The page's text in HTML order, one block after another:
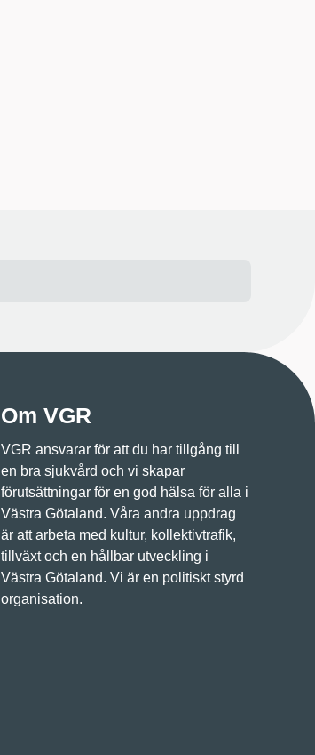
Om VGR
VGR ansvarar för att du har tillgång till
en bra sjukvård och vi skapar
förutsättningar för en god hälsa för alla i
Västra Götaland. Våra andra uppdrag
är att arbeta med kultur, kollektivtrafik,
tillväxt och en hållbar utveckling i
Västra Götaland. Vi är en politiskt styrd
organisation.